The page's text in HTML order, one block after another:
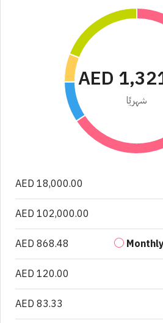
AED
شهريًا
AED 18,000.00
AED 102,000.00
AED 868.48
AED 120.00
AED 83.33